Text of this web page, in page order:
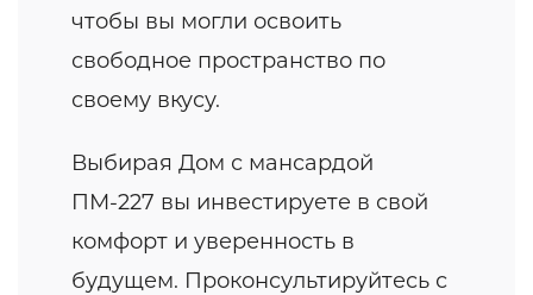
чтобы вы могли освоить
свободное пространство по
своему вкусу.
Выбирая Дом с мансардой
ПМ-227 вы инвестируете в свой
комфорт и уверенность в
будущем. Проконсультируйтесь с